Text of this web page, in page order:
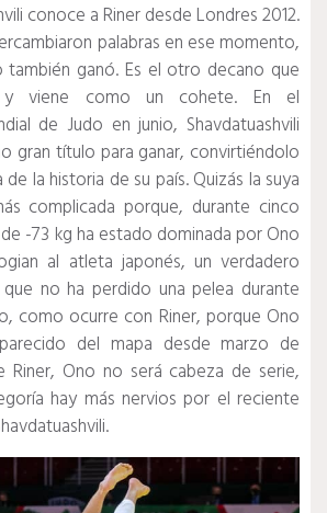
conoce a Riner desde Londres 2012.
palabras en ese momento,
ganó. Es el otro decano que
viene como un cohete. En el
de Judo en junio, Shavdatuashvili
gran título para ganar, convirtiéndolo
la historia de su país.Quizás la suya
complicada porque, durante cinco
-73 kg ha estado dominada por Ono
al atleta japonés, un verdadero
no ha perdido una pelea durante
como ocurre con Riner, porque Ono
del mapa desde marzo de
Riner, Ono no será cabeza de serie,
hay más nervios por el reciente